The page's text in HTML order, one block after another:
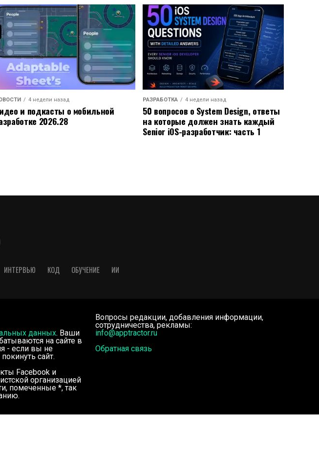
4 недели назад
и подкасты о мобильной
2026.28
РАЗРАБОТКА 4 недели назад
50 вопросов о System Design, ответы
на которые должен знать каждый
Senior iOS-разработчик: часть 1
ИНТЕРВЬЮ КОД ОБУЧЕНИЕ ИИ
данных. Ваши
на сайте в
- если вы не
сайт.
Facebook и
организацией
помеченные *, так
Вопросы редакции, добавления информации,
сотрудничества, рекламы:
info@apptractor.ru
Обратная связь